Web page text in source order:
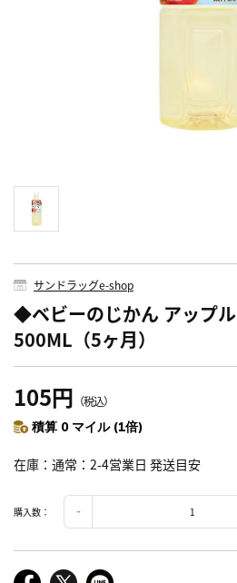
サンドラッグe-shop
◆ベビーのじかん アップ
500ML（5ヶ月）
105円 （税込）
積算 0 マイル (1倍)
在庫 通常：2-4営業日 発送目安
購入数：